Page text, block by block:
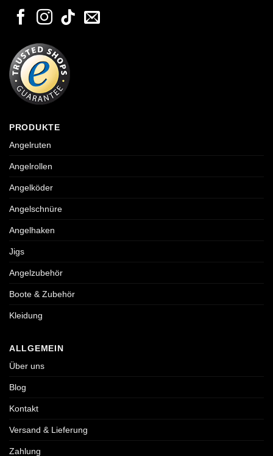
PRODUKTE
Angelruten
Angelrollen
Angelköder
Angelschnüre
Angelhaken
Jigs
Angelzubehör
Boote & Zubehör
Kleidung
ALLGEMEIN
Über uns
Blog
Kontakt
Versand & Lieferung
Zahlung